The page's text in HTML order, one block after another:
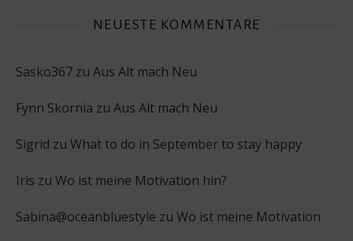
NEUESTE KOMMENTARE
Sasko367 zu Aus Alt mach Neu
Fynn Skornia zu Aus Alt mach Neu
Sigrid zu What to do in September to stay happy
Iris zu Wo ist meine Motivation hin?
Sabina@oceanbluestyle zu Wo ist meine Motivation